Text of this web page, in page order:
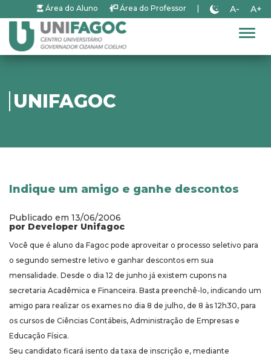
Área do Aluno Área do Professor A- A+
UNIFAGOC
Indique um amigo e ganhe descontos
Publicado em 13/06/2006
por Developer Unifagoc
Você que é aluno da Fagoc pode aproveitar o processo seletivo para
o segundo semestre letivo e ganhar descontos em sua
mensalidade. Desde o dia 12 de junho já existem cupons na
secretaria Acadêmica e Financeira. Basta preenchê-lo, indicando um
amigo para realizar os exames no dia 8 de julho, de 8 às 12h30, para
os cursos de Ciências Contábeis, Administração de Empresas e
Educação Física.
Seu candidato ficará isento da taxa de inscrição e, mediante